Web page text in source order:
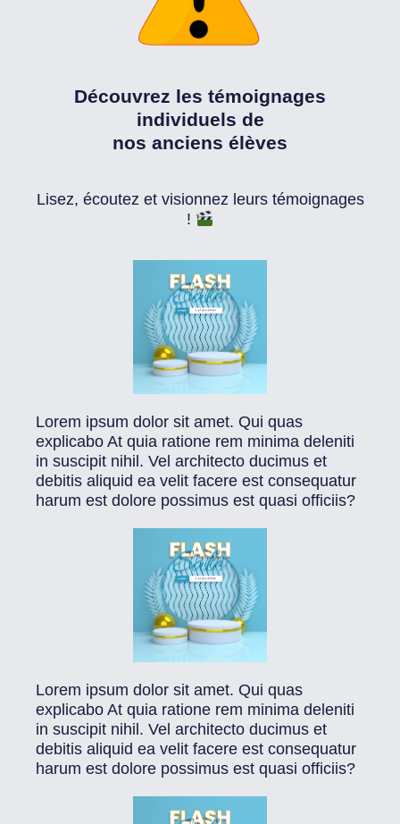
Découvrez les témoignages
individuels de
nos anciens élèves
Lisez, écoutez et visionnez leurs témoignages
!
Lorem ipsum dolor sit amet. Qui quas
explicabo At quia ratione rem minima deleniti
in suscipit nihil. Vel architecto ducimus et
debitis aliquid ea velit facere est consequatur
harum est dolore possimus est quasi officiis?
Lorem ipsum dolor sit amet. Qui quas
explicabo At quia ratione rem minima deleniti
in suscipit nihil. Vel architecto ducimus et
debitis aliquid ea velit facere est consequatur
harum est dolore possimus est quasi officiis?